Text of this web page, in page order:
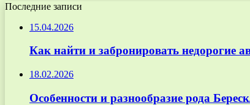
Последние записи
15.04.2026
Как найти и забронировать недорогие
18.02.2026
Особенности и разнообразие рода